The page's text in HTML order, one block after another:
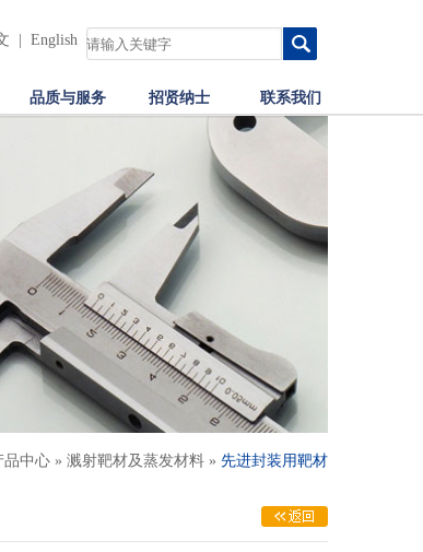
English
品质与服务 招贤纳士 联系我们
品中心 » 溅射靶材及蒸发材料 » 先进封装用靶材